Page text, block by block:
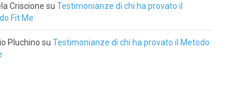
Criscione su Testimonianze di chi ha provato il
Fit Me
Pluchino su Testimonianze di chi ha provato il Metodo